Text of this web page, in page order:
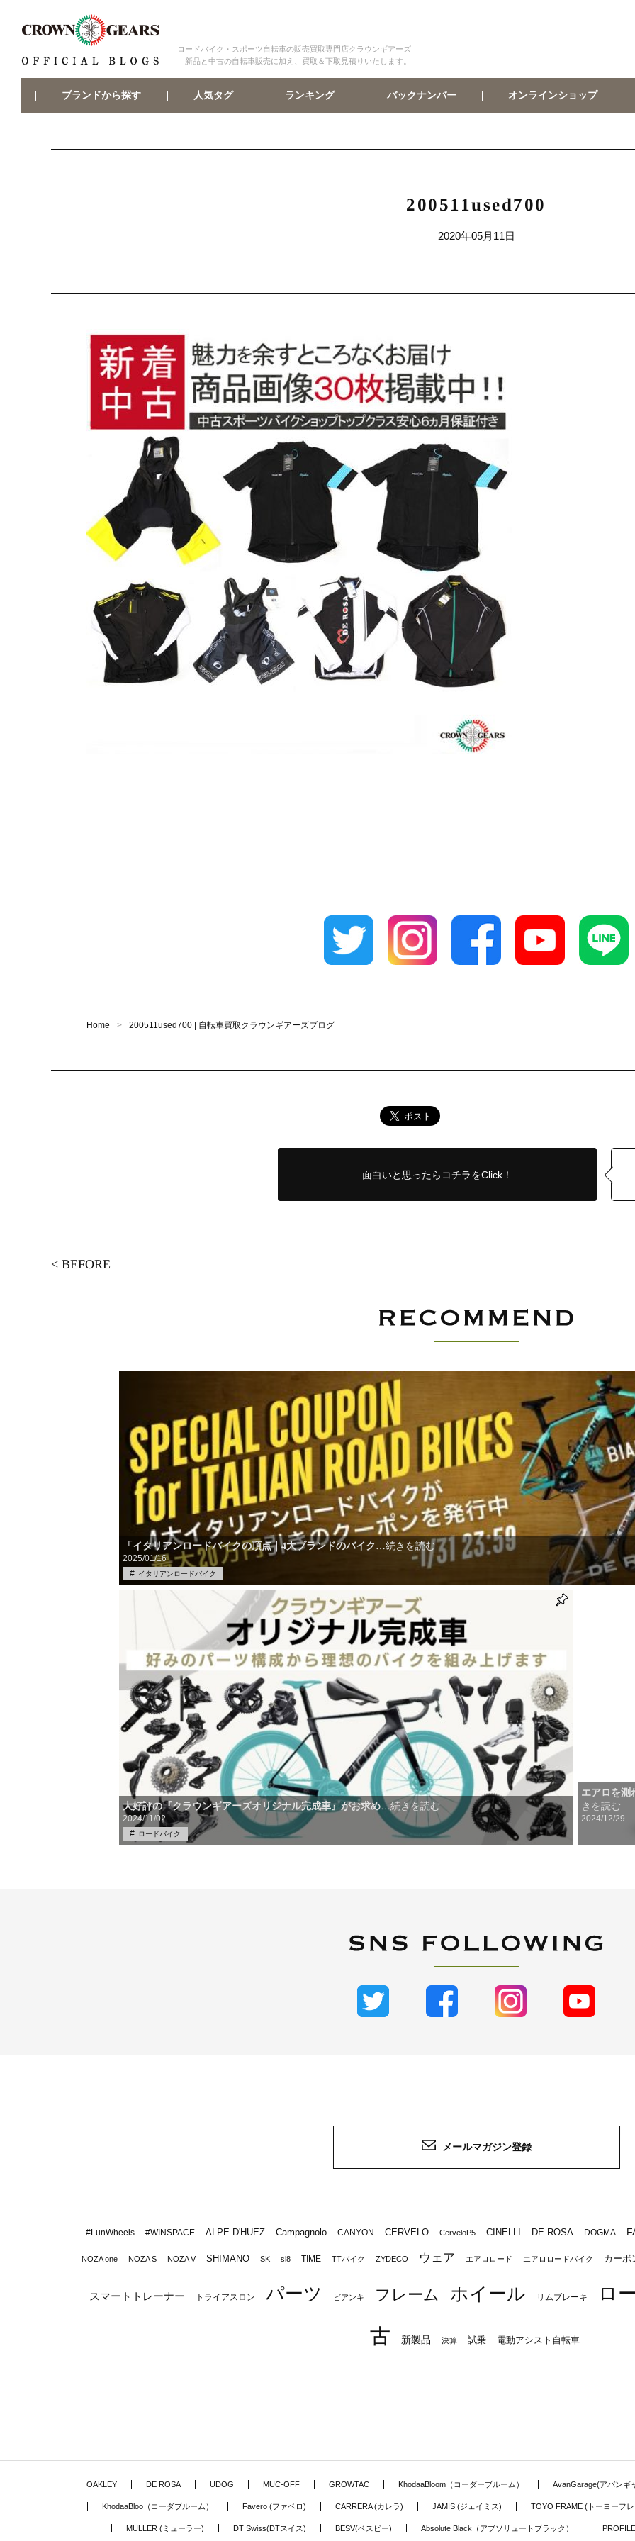
ロードバイク・スポーツ自転車の販売買取専門店クラウンギアーズ
新品と中古の自転車販売に加え、買取＆下取見積りいたします。
ブランドから探す 人気タグ ランキング バックナンバー オンラインショップ
200511used700
2020年05月11日
Home 200511used700 | 自転車買取クラウンギアーズブログ
面白いと思ったら コチラをClick！
<BEFORE
「イタリアンロードバイクの頂点｜4大ブランドのバイク…続きを読む
2025/01/16
イタリアンロードバイク
大好評の『クラウンギアーズオリジナル完成車』がお求め…続きを読む
2024/11/02
ロードバイク
エアロを測
きを読む
2024/12/29
メールマガジン登録
#LunWheels #WINSPACE ALPE D'HUEZ Campagnolo CANYON CERVELO CerveloP5 CINELLI DE ROSA DOGMA
NOZA one NOZA S NOZA V SHIMANO SK sl8 TIME TTバイク ZYDECO ウェア エアロロード エアロロードバイク カーボ
スマートトレーナー トライアスロン パーツ ビアンキ フレーム ホイール リムブレーキ ロ
古 新製品 決算 試乗 電動アシスト自転車
OAKLEY DE ROSA UDOG MUC-OFF GROWTAC KhodaaBloom（コーダーブルーム） AvanGarage(アバンギ
KhodaaBloo（コーダブルーム） Favero (ファベロ) CARRERA (カレラ) JAMIS (ジェイミス) TOYO FRAME (トーヨーフ
MULLER (ミューラー) DT Swiss(DTスイス) BESV(ベスビー) Absolute Black（アブソリュートブラック）